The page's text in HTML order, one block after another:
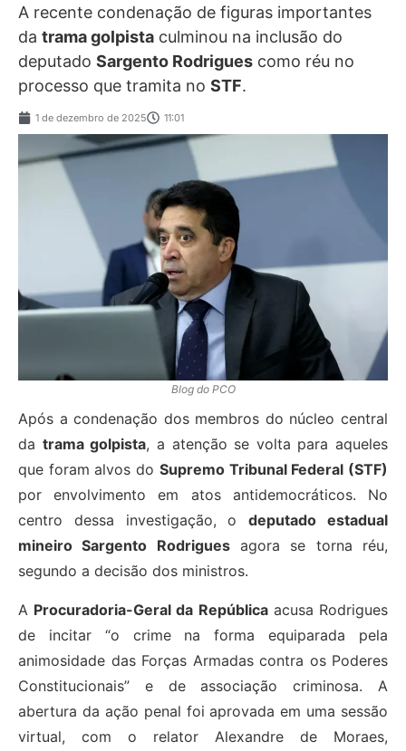
A recente condenação de figuras importantes
da trama golpista culminou na inclusão do
deputado Sargento Rodrigues como réu no
processo que tramita no STF.
1 de dezembro de 2025 11:01
Blog do PCO
Após a condenação dos membros do núcleo central
da trama golpista, a atenção se volta para aqueles
que foram alvos do Supremo Tribunal Federal (STF)
por envolvimento em atos antidemocráticos. No
centro dessa investigação, odeputado estadual
mineiro Sargento Rodriguesagora se torna réu,
segundo a decisão dos ministros.
A Procuradoria-Geral da Repúblicaacusa Rodrigues
de incitar “o crime na forma equiparada pela
animosidade das Forças Armadas contra os Poderes
Constitucionais” e de associação criminosa. A
abertura da ação penal foi aprovada em uma sessão
virtual, com o relator Alexandre de Moraes,